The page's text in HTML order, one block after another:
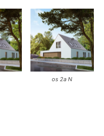
os 2a N